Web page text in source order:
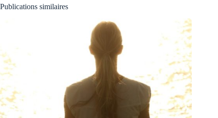
Publications similaires